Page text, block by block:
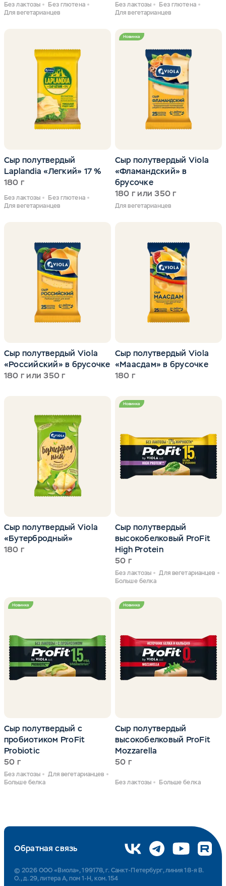
Без лактозы
Без глютена
Для вегетарианцев
Без лактозы
Без глютена
Для вегетарианцев
Сыр полутвердый
Laplandia «Легкий» 17 %
180 г
Без лактозы
Без глютена
Для вегетарианцев
Новинка
Сыр полутвердый Viola
«Фламандский» в
брусочке
180 г или 350 г
Для вегетарианцев
Сыр полутвердый Viola
«Российский» в брусочке
180 г или 350 г
Сыр полутвердый Viola
«Маасдам» в брусочке
180 г
Сыр полутвердый Viola
«Бутербродный»
180 г
Новинка
Сыр полутвердый
высокобелковый ProFit
High Protein
50 г
Без лактозы
Для вегетарианцев
Больше белка
Новинка
Сыр полутвердый с
пробиотиком ProFit
Probiotic
50 г
Без лактозы
Для вегетарианцев
Больше белка
Новинка
Сыр полутвердый
высокобелковый ProFit
Mozzarella
50 г
Без лактозы Больше белка
Обратная связь
© 2026 ООО «Виола», 199178, г. Санкт-Петербург, линия 18-я В.
О., д. 29, литера А, пом 1-Н, ком. 154